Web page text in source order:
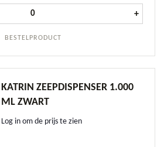
BESTELPRODUCT
Katrin Centerfeed Dispenser Midi
+
KATRIN ZEEPDISPENSER 1.000
ML ZWART
Log in om de prijs te zien